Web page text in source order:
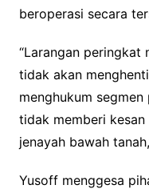
beroperasi secara
“Larangan peringkat
tidak akan
menghukum
tidak memberi
jenayah bawah
Yusoff menggesa